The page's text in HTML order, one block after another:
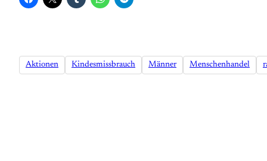
Aktionen Kindesmissbrauch Männer Menschenhandel